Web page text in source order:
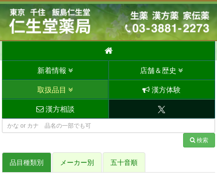
新着情報 店舗＆歴史
取扱品目 漢方体験
漢方相談
検索
品目種類別 メーカー別 五十音順